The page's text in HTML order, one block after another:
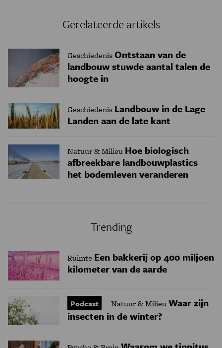
Gerelateerde artikels
GeschiedenisOntstaan van de
landbouw stuwde aantal talen de
hoogte in
Geschiedenis Landbouw in de Lage
Landen aan de late kant
Natuur & Milieu Hoe biologisch
afbreekbare landbouwplastics
het bodemleven veranderen
Trending
Ruimte Een bakkerij op 400 miljoen
kilometer van de aarde
Podcast Natuur & MilieuWaar zijn
insecten in de winter?